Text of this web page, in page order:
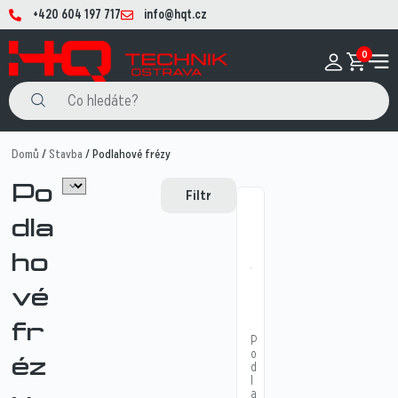
+420 604 197 717 info@hqt.cz
0
Domů /Stavba / Podlahové frézy
Po
dla
ho
vé
fr
éz
Filtr
P
o
d
l
a